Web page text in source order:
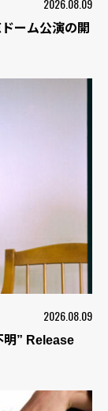
2026.08.09
ーム公演の開
2026.08.09
明” Release